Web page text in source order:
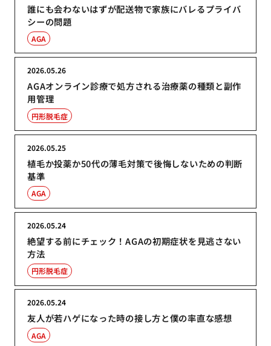
誰にも会わないはずが配送物で家族にバレるプライバ
シーの問題
AGA
AGAオンライン診療で処方される治療薬の種類と副作
用管理
2026.05.26
円形脱毛症
植毛か投薬か50代の薄毛対策で後悔しないための判断
基準
2026.05.25
AGA
絶望する前にチェック！AGAの初期症状を見逃さない
方法
2026.05.24
円形脱毛症
友人が若ハゲになった時の接し方と僕の率直な感想
2026.05.24
AGA